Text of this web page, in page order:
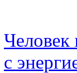
Человек
с